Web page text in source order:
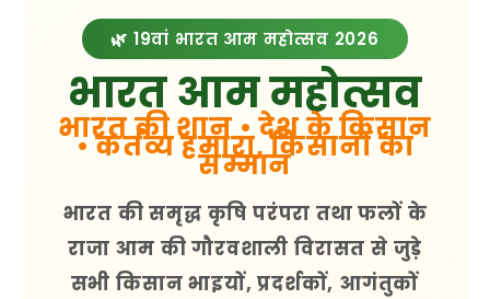
🌿 19वां भारत आम महोत्सव 2026
भारत आम महोत्सव
भारत की शान • देश के किसान
• कर्तव्य हमारा, किसानों का
सम्मान
भारत की समृद्ध कृषि परंपरा तथा फलों के
राजा आम की गौरवशाली विरासत से जुड़े
सभी किसान भाइयों, प्रदर्शकों, आगंतुकों